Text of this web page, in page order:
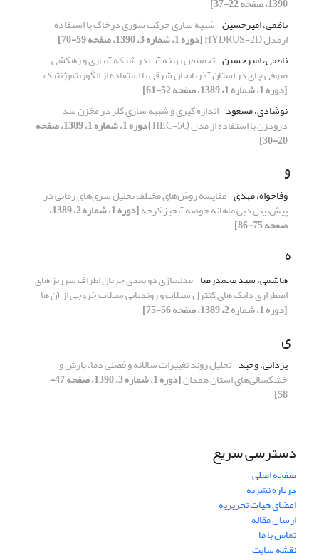
ناظمی، امیرحسین شبیه سازی حرکت شوری درخاک با استفاده
ازمدل HYDRUS-2D
[دوره 1، شماره 3، 1390، صفحه 59-70]
ناظمی، امیرحسین تخصیص بهینه آب در شبکه آبیاری و زهکشی
صوفی چای در استان آذربایجان شرقی با استفاده از الگوریتم ژنتیک
[دوره 1، شماره 1، 1389، صفحه 52-61]
نوشادی، مسعود اندازه گیری و شبیه سازی کلر در مخزن سد
درودزن با استفاده از مدل HEC-5Q [دوره 1، شماره 1، 1389، صفحه
20-30]
و
وفاخواه، مهدی مقایسه روش‌های مختلف تحلیل سری‌های زمانی در
پیش‌بینی دبی ماهانه حوضه آبخیز کرخه [دوره 1، شماره 2، 1389،
صفحه 75-86]
ه
هاشمی، سید محمدرضا مدلسازی دو بعدی جریان اطراف سرریز های
اضطراری دایک های کنترل سیلاب و روندیابی سیلاب خروجی از آن ها
[دوره 1، شماره 2، 1389، صفحه 56-75]
ی
یزدانی، وحید تحلیل روند تغییرات سالانه و فصلی دما، بارش و
خشکسالی‌های استان همدان [دوره 1، شماره 3، 1390، صفحه 47-
58]
دسترسی سریع
صفحه اصلی
درباره نشریه
اعضای هیات تحریریه
ارسال مقاله
تماس با ما
نقشه سایت